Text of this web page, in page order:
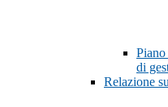
di
Relazione